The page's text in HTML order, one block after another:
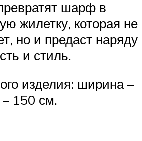
шарф в
жилетку, которая не
но и предаст наряду
и стиль.
изделия: ширина –
150 см.